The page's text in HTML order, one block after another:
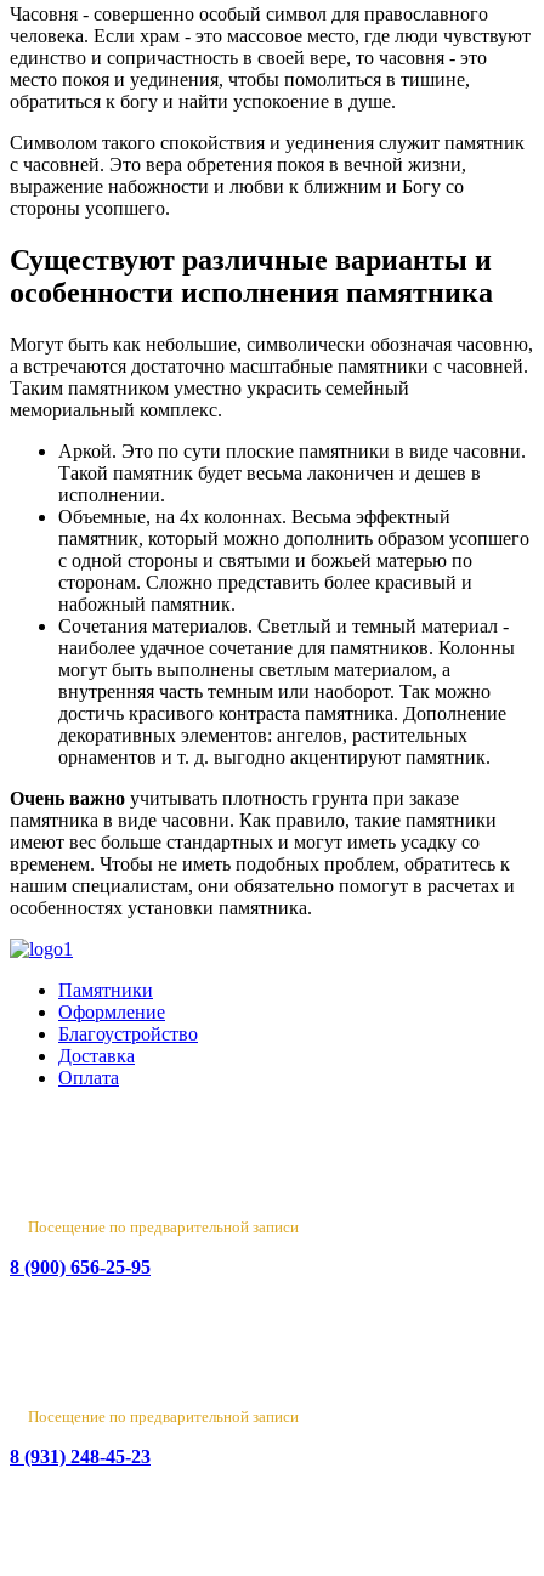
Часовня - совершенно особый символ для православного
человека. Если храм - это массовое место, где люди чувствуют
единство и сопричастность в своей вере, то часовня - это
место покоя и уединения, чтобы помолиться в тишине,
обратиться к богу и найти успокоение в душе.
Символом такого спокойствия и уединения служит памятник
с часовней. Это вера обретения покоя в вечной жизни,
выражение набожности и любви к ближним и Богу со
стороны усопшего.
Существуют различные варианты и
особенности исполнения памятника
Могут быть как небольшие, символически обозначая часовню,
а встречаются достаточно масштабные памятники с часовней.
Таким памятником уместно украсить семейный
мемориальный комплекс.
Аркой. Это по сути плоские памятники в виде часовни.
Такой памятник будет весьма лаконичен и дешев в
исполнении.
Объемные, на 4х колоннах. Весьма эффектный
памятник, который можно дополнить образом усопшего
с одной стороны и святыми и божьей матерью по
сторонам. Сложно представить более красивый и
набожный памятник.
Сочетания материалов. Светлый и темный материал -
наиболее удачное сочетание для памятников. Колонны
могут быть выполнены светлым материалом, а
внутренняя часть темным или наоборот. Так можно
достичь красивого контраста памятника. Дополнение
декоративных элементов: ангелов, растительных
орнаментов и т. д. выгодно акцентируют памятник.
Очень важно учитывать плотность грунта при заказе
памятника в виде часовни. Как правило, такие памятники
имеют вес больше стандартных и могут иметь усадку со
временем. Чтобы не иметь подобных проблем, обратитесь к
нашим специалистам, они обязательно помогут в расчетах и
особенностях установки памятника.
Памятники
Оформление
Благоустройство
Доставка
Оплата
Посещение по предварительной записи
8 (900) 656-25-95
Посещение по предварительной записи
8 (931) 248-45-23